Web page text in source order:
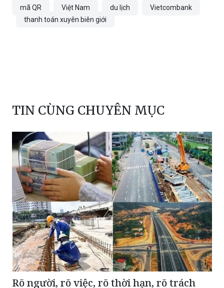
mã QR Việt Nam du lịch
Vietcombank
thanh toán xuyên biên giới
TIN CÙNG CHUYÊN MỤC
Rõ người, rõ việc, rõ thời hạn, rõ trách